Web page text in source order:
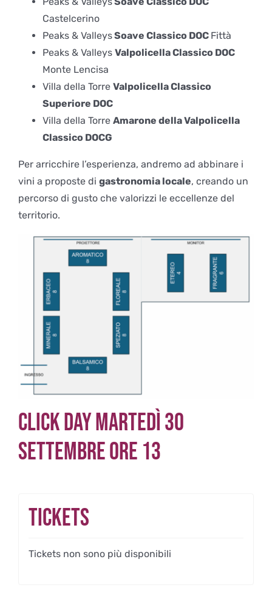
Castelcerino
Peaks & ValleysSoave Classico DOC Fittà
Peaks & Valleys Valpolicella Classico DOC
Monte Lencisa
Villa della Torre Valpolicella Classico
Superiore DOC
Villa della Torre Amarone della Valpolicella
Classico DOCG
Per arricchire l’esperienza, andremo ad abbinare i
vini a proposte di gastronomia locale, creando un
percorso di gusto che valorizzi le eccellenze del
territorio.
Click day martedì 30
Settembre ore 13
Tickets
Tickets non sono più disponibili